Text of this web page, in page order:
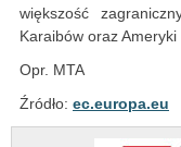
większość
Karaibów oraz Ameryki
Opr. MTA
Źródło: ec.europa.eu